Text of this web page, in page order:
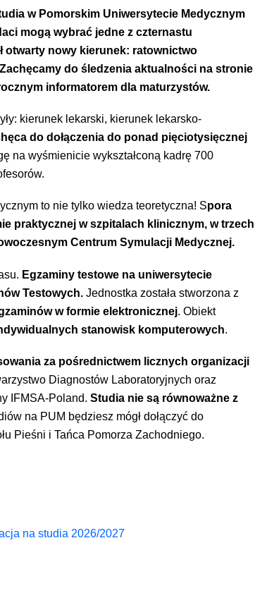
w Pomorskim Uniwersytecie Medycznym
mogą wybrać jedne z czternastu
otwarty nowy kierunek: ratownictwo
do śledzenia aktualności nastronie
informatorem dla maturzystów.
kierunek lekarski, kierunek lekarsko-
do dołączenia do ponad pięciotysięcznej
na wyśmienicie wykształconą kadrę 700
to nie tylko wiedza teoretyczna! Spora
praktycznej w szpitalach klinicznym, w trzech
Centrum Symulacji Medycznej.
Egzaminy testowe na uniwersytecie
Testowych. Jednostka została stworzona z
w formie elektronicznej. Obiekt
stanowisk komputerowych.
za pośrednictwem licznych organizacji
Diagnostów Laboratoryjnych oraz
IFMSA-Poland.Studia nie są równoważne z
na PUM będziesz mógł dołączyć do
Pieśni i Tańca Pomorza Zachodniego.
na studia 2026/2027